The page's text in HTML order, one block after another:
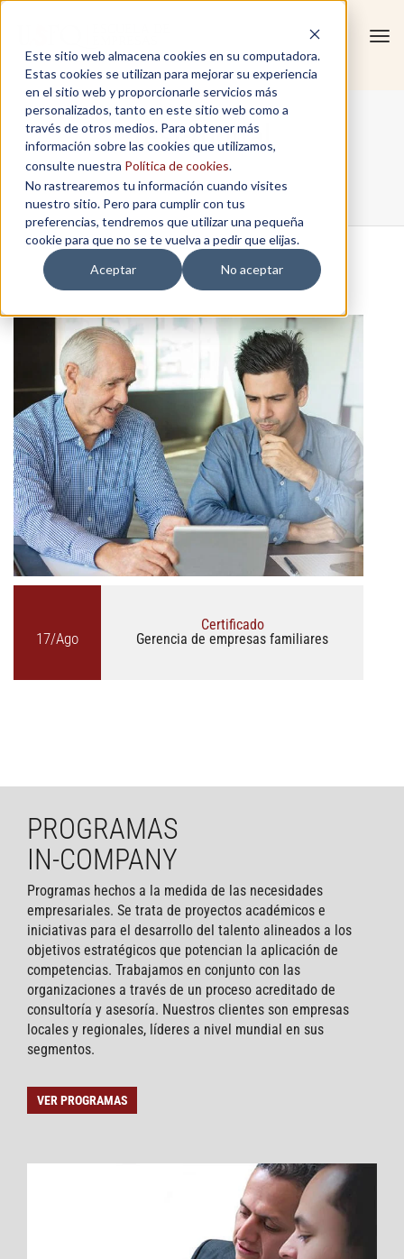
Este sitio web almacena cookies en su computadora.
Estas cookies se utilizan para mejorar su experiencia
en el sitio web y proporcionarle servicios más
personalizados, tanto en este sitio web como a
través de otros medios. Para obtener más
información sobre las cookies que utilizamos,
consulte nuestra Política de cookies.
No rastrearemos tu información cuando visites
nuestro sitio. Pero para cumplir con tus
preferencias, tendremos que utilizar una pequeña
cookie para que no se te vuelva a pedir que elijas.
Aceptar
No aceptar
test-modal
Home / test-modal
17/Ago
Certificado
Gerencia de empresas familiares
PROGRAMAS
IN-COMPANY
Programas hechos a la medida de las necesidades
empresariales. Se trata de proyectos académicos e
iniciativas para el desarrollo del talento alineados a los
objetivos estratégicos que potencian la aplicación de
competencias. Trabajamos en conjunto con las
organizaciones a través de un proceso acreditado de
consultoría y asesoría. Nuestros clientes son empresas
locales y regionales, líderes a nivel mundial en sus
segmentos.
VER PROGRAMAS